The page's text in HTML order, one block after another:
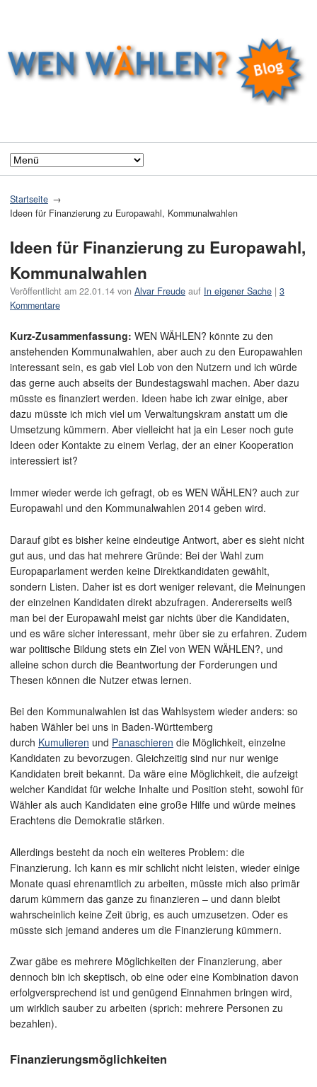
Startseite
Ideen für Finanzierung zu Europawahl, Kommunalwahlen
Ideen für Finanzierung zu Europawahl,
Kommunalwahlen
Veröffentlicht am 22.01.14 von Alvar Freude auf In eigener Sache | 3
Kommentare
Kurz-Zusammenfassung: WEN WÄHLEN? könnte zu den
anstehenden Kommunalwahlen, aber auch zu den Europawahlen
interessant sein, es gab viel Lob von den Nutzern und ich würde
das gerne auch abseits der Bundestagswahl machen. Aber dazu
müsste es finanziert werden. Ideen habe ich zwar einige, aber
dazu müsste ich mich viel um Verwaltungskram anstatt um die
Umsetzung kümmern. Aber vielleicht hat ja ein Leser noch gute
Ideen oder Kontakte zu einem Verlag, der an einer Kooperation
interessiert ist?
Immer wieder werde ich gefragt, ob es WEN WÄHLEN? auch zur
Europawahl und den Kommunalwahlen 2014 geben wird.
Darauf gibt es bisher keine eindeutige Antwort, aber es sieht nicht
gut aus, und das hat mehrere Gründe: Bei der Wahl zum
Europaparlament werden keine Direktkandidaten gewählt,
sondern Listen. Daher ist es dort weniger relevant, die Meinungen
der einzelnen Kandidaten direkt abzufragen. Andererseits weiß
man bei der Europawahl meist gar nichts über die Kandidaten,
und es wäre sicher interessant, mehr über sie zu erfahren. Zudem
war politische Bildung stets ein Ziel von WEN WÄHLEN?, und
alleine schon durch die Beantwortung der Forderungen und
Thesen können die Nutzer etwas lernen.
Bei den Kommunalwahlen ist das Wahlsystem wieder anders: so
haben Wähler bei uns in Baden-Württemberg
durch Kumulieren und Panaschieren die Möglichkeit, einzelne
Kandidaten zu bevorzugen. Gleichzeitig sind nur nur wenige
Kandidaten breit bekannt. Da wäre eine Möglichkeit, die aufzeigt
welcher Kandidat für welche Inhalte und Position steht, sowohl für
Wähler als auch Kandidaten eine große Hilfe und würde meines
Erachtens die Demokratie stärken.
Allerdings besteht da noch ein weiteres Problem: die
Finanzierung. Ich kann es mir schlicht nicht leisten, wieder einige
Monate quasi ehrenamtlich zu arbeiten, müsste mich also primär
darum kümmern das ganze zu finanzieren – und dann bleibt
wahrscheinlich keine Zeit übrig, es auch umzusetzen. Oder es
müsste sich jemand anderes um die Finanzierung kümmern.
Zwar gäbe es mehrere Möglichkeiten der Finanzierung, aber
dennoch bin ich skeptisch, ob eine oder eine Kombination davon
erfolgversprechend ist und genügend Einnahmen bringen wird,
um wirklich sauber zu arbeiten (sprich: mehrere Personen zu
bezahlen).
Finanzierungsmöglichkeiten